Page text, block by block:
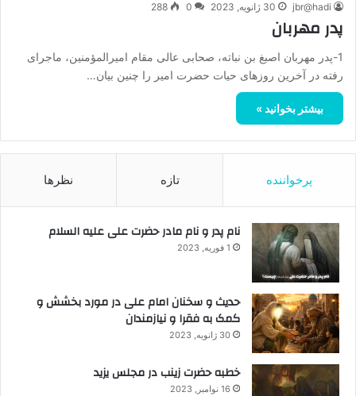
jbr@hadi 30 ژانویه, 2023 0
288
پدر مهربان
1-پدر مهربان اصبغ بن نباته، صحابی عالی مقام امیرالمؤمنین، ماجرای
رفته در آخرین روزهای حیات حضرت امیر را چنین بیان…
بیشتر بخوانید »
پرخواننده تازه نظرها
نام پدر و نام مادر حضرت علی علیه السلام
1 فوریه, 2023
حدیث و سخنان امام علی در مورد بخشش و
کمک به فقرا و نیازمندان
30 ژانویه, 2023
خطبه حضرت زینب در مجلس یزید
16 نوامبر, 2023